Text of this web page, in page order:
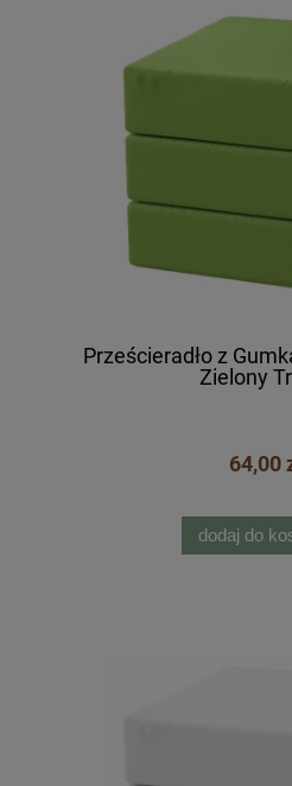
Prześcieradło z
Zielony
64,00
dodaj do